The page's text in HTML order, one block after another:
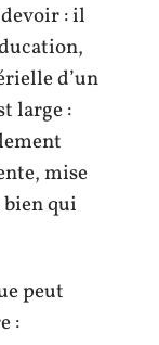
: il
d’un
large :
mise
qui
peut
: